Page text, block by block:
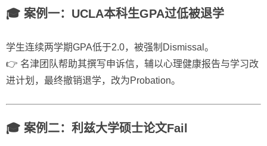
🎓 案例一：UCLA本科生GPA过低被退学
学生连续两学期GPA低于2.0，被强制Dismissal。
👉 名津团队帮助其撰写申诉信，辅以心理健康报告与学习改
进计划，最终撤销退学，改为Probation。
🎓 案例二：利兹大学硕士论文Fail